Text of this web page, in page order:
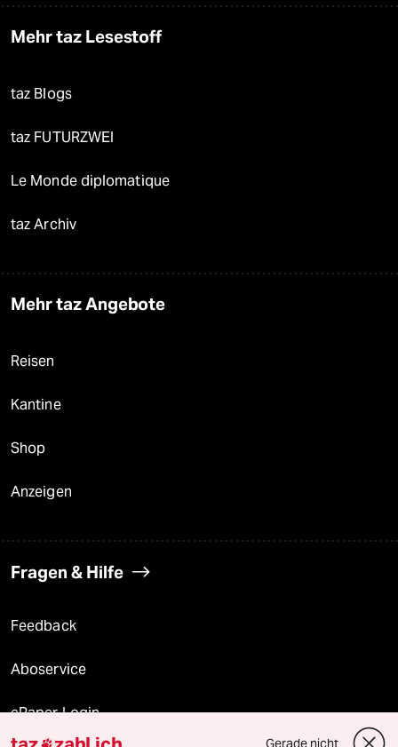
Mehr taz Lesestoff
taz Blogs
taz FUTURZWEI
Le Monde diplomatique
taz Archiv
Mehr taz Angebote
Reisen
Kantine
Shop
Anzeigen
Fragen & Hilfe
Feedback
Aboservice
ePaper Login
 Gerade nicht